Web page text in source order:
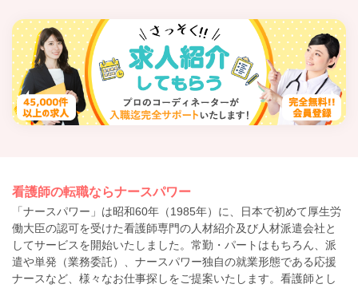
看護師の転職ならナースパワー
「ナースパワー」は昭和60年（1985年）に、日本で初めて厚生労
働大臣の認可を受けた看護師専門の人材紹介及び人材派遣会社と
してサービスを開始いたしました。常勤・パートはもちろん、派
遣や単発（業務委託）、ナースパワー独自の就業形態である応援
ナースなど、様々なお仕事探しをご提案いたします。看護師とし